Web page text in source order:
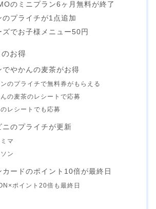
のミニプラン6ヶ月無料が終了
のプライチが1点追加
ズでお子様メニュー50円
お得
でやかんの麦茶がお得
のプライチで無料券がもらえる
の麦茶のレシートで応募
レシートでも応募
ニのプライチが更新
マ
ン
カードのポイント10倍が最終日
ポイント20倍も最終日